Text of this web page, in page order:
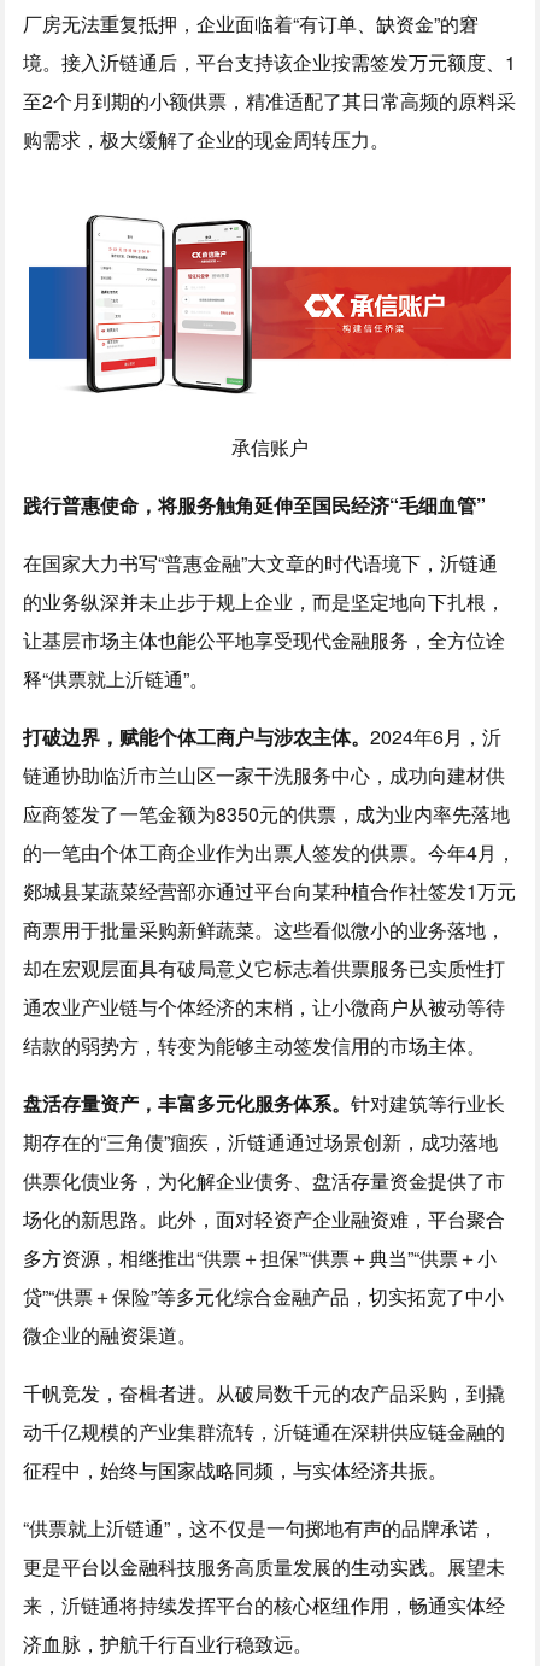
厂房无法重复抵押，企业面临着“有订单、缺资金”的窘
境。接入沂链通后，平台支持该企业按需签发万元额度、1
至2个月到期的小额供票，精准适配了其日常高频的原料采
购需求，极大缓解了企业的现金周转压力。
承信账户
践行普惠使命，将服务触角延伸至国民经济“毛细血管”
在国家大力书写“普惠金融”大文章的时代语境下，沂链通
的业务纵深并未止步于规上企业，而是坚定地向下扎根，
让基层市场主体也能公平地享受现代金融服务，全方位诠
释“供票就上沂链通”。
打破边界，赋能个体工商户与涉农主体。2024年6月，沂
链通协助临沂市兰山区一家干洗服务中心，成功向建材供
应商签发了一笔金额为8350元的供票，成为业内率先落地
的一笔由个体工商企业作为出票人签发的供票。今年4月，
郯城县某蔬菜经营部亦通过平台向某种植合作社签发1万元
商票用于批量采购新鲜蔬菜。这些看似微小的业务落地，
却在宏观层面具有破局意义它标志着供票服务已实质性打
通农业产业链与个体经济的末梢，让小微商户从被动等待
结款的弱势方，转变为能够主动签发信用的市场主体。
盘活存量资产，丰富多元化服务体系。针对建筑等行业长
期存在的“三角债”痼疾，沂链通通过场景创新，成功落地
供票化债业务，为化解企业债务、盘活存量资金提供了市
场化的新思路。此外，面对轻资产企业融资难，平台聚合
多方资源，相继推出“供票＋担保”“供票＋典当”“供票＋小
贷”“供票＋保险”等多元化综合金融产品，切实拓宽了中小
微企业的融资渠道。
千帆竞发，奋楫者进。从破局数千元的农产品采购，到撬
动千亿规模的产业集群流转，沂链通在深耕供应链金融的
征程中，始终与国家战略同频，与实体经济共振。
“供票就上沂链通”，这不仅是一句掷地有声的品牌承诺，
更是平台以金融科技服务高质量发展的生动实践。展望未
来，沂链通将持续发挥平台的核心枢纽作用，畅通实体经
济血脉，护航千行百业行稳致远。